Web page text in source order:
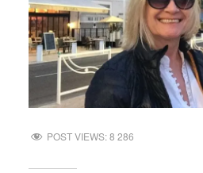
POST VIEWS:8 286